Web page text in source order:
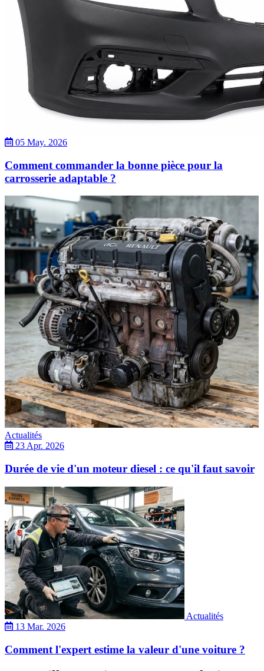
05 May. 2026
Comment commander la bonne pièce pour la
carrosserie adaptable ?
Actualités
23 Apr. 2026
Durée de vie d'un moteur diesel : ce qu'il faut savoir
Actualités
13 Mar. 2026
Comment l'expert estime la valeur d'une voiture ?